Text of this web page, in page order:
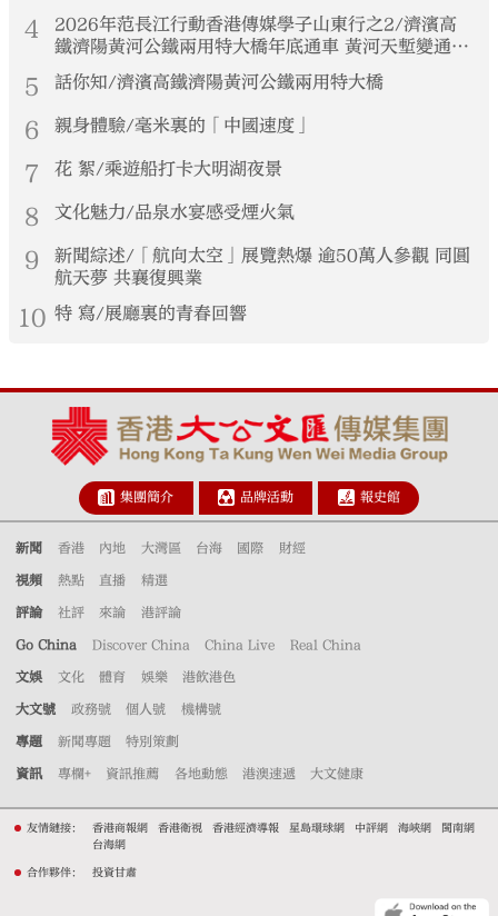
4
2026年范長江行動香港傳媒學子山東行之2/濟濱高
鐵濟陽黃河公鐵兩用特大橋年底通車 黃河天塹變通途
港生見證大國基建實力
5 話你知/濟濱高鐵濟陽黃河公鐵兩用特大橋
6 親身體驗/毫米裏的「中國速度」
7 花 絮/乘遊船打卡大明湖夜景
8 文化魅力/品泉水宴感受煙火氣
9
新聞綜述/「航向太空」展覽熱爆 逾50萬人參觀 同圓
航天夢 共襄復興業
10 特 寫/展廳裏的青春回響
集團簡介 品牌活動 報史館
新聞 香港 內地 大灣區 台海 國際 財經
視頻 熱點 直播 精選
評論 社評 來論 港評論
Go China Discover China China Live Real China
文娛 文化 體育 娛樂 港飲港色
大文號 政務號 個人號 機構號
專題 新聞專題 特別策劃
資訊 專欄+ 資訊推薦 各地動態 港澳速遞 大文健康
友情鏈接： 香港商報網 香港衛視 香港經濟導報 星島環球網 中評網 海峽網
閩南網
台海網
合作夥伴： 投資甘肅